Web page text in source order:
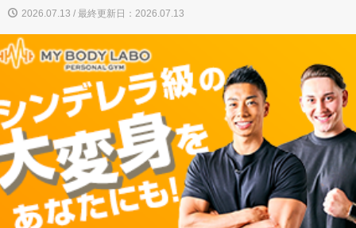
2026.07.13 / 最終更新日：2026.07.13